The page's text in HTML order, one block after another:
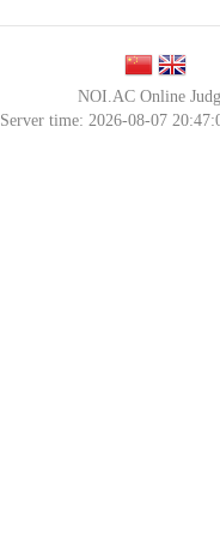
NOI.AC Online
Server time: 2026-08-07